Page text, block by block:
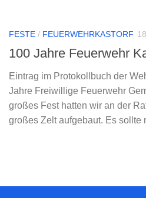
FESTE / FEUERWEHRKASTORF
100 Jahre Feuerwehr
Eintrag im Protokollbuch der
Jahre Freiwillige Feuerwehr
großes Fest hatten wir an der
großes Zelt aufgebaut. Es sollte